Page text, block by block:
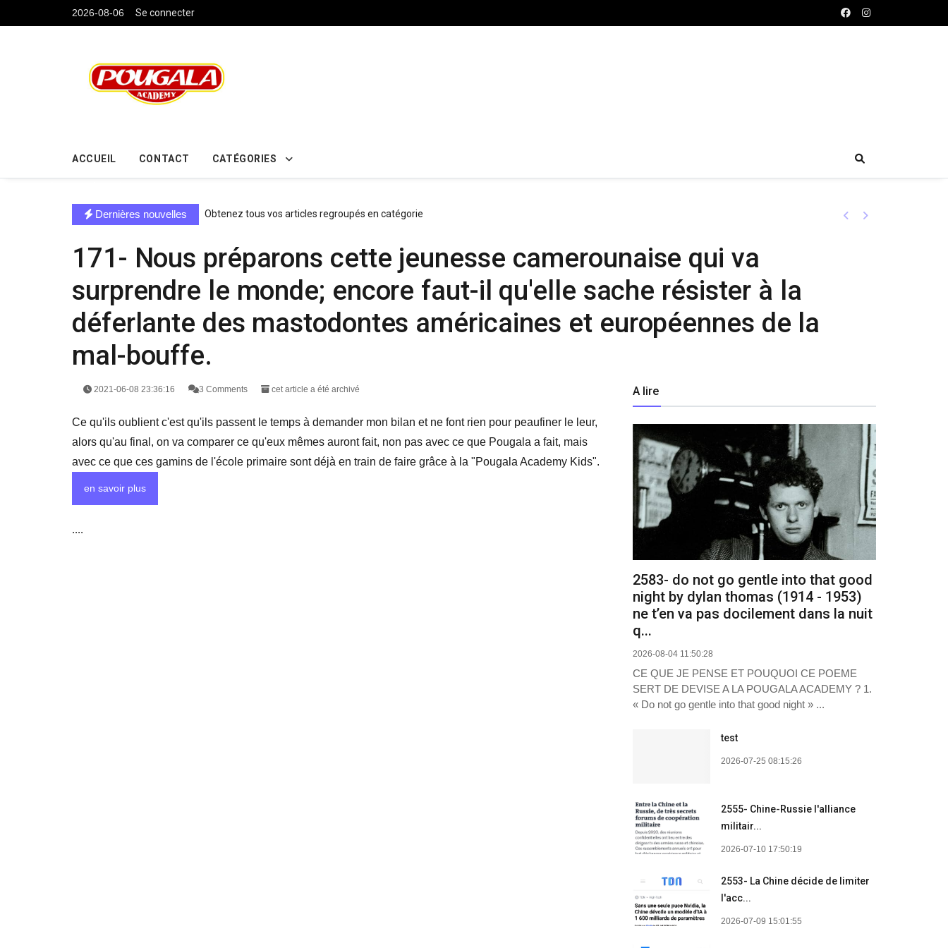
2026-08-06 Se connecter
ACCUEIL CONTACT CATÉGORIES
Dernières nouvelles Obtenez tous vos articles regroupés en catégorie
Previous
Next
171- Nous préparons cette jeunesse camerounaise qui va
surprendre le monde; encore faut-il qu'elle sache résister à la
déferlante des mastodontes américaines et européennes de la
mal-bouffe.
2021-06-08 23:36:16 3 Comments cet article a été archivé
Ce qu'ils oublient c'est qu'ils passent le temps à demander mon bilan et ne font rien pour peaufiner le leur,
alors qu'au final, on va comparer ce qu'eux mêmes auront fait, non pas avec ce que Pougala a fait, mais
avec ce que ces gamins de l'école primaire sont déjà en train de faire grâce à la "Pougala Academy Kids".
en savoir plus
....
A lire
2583- do not go gentle into that good
night by dylan thomas (1914 - 1953)
ne t’en va pas docilement dans la nuit
q...
2026-08-04 11:50:28
CE QUE JE PENSE ET POUQUOI CE POEME
SERT DE DEVISE A LA POUGALA ACADEMY ? 1.
« Do not go gentle into that good night » ...
test
2026-07-25 08:15:26
2555- Chine-Russie l'alliance
militair...
2026-07-10 17:50:19
2553- La Chine décide de limiter
l'acc...
2026-07-09 15:01:55